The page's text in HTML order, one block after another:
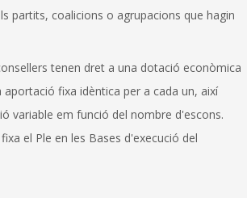
partits, coalicions o agrupacions que hagin
tenen dret a una dotació econòmica
aportació fixa idèntica per a cada un, així
variable em funció del nombre d'escons.
el Ple en les Bases d'execució del